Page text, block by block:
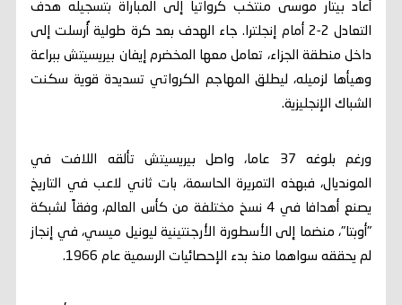
أعاد بيتار موسى منتخب كرواتيا إلى المباراة بتسجيله هدف
التعادل 2-2 أمام إنجلترا. جاء الهدف بعد كرة طولية أُرسلت إلى
داخل منطقة الجزاء، تعامل معها المخضرم إيفان بيريسيتش ببراعة
وهيأها لزميله، ليطلق المهاجم الكرواتي تسديدة قوية سكنت
الشباك الإنجليزية.
ورغم بلوغه 37 عاما، واصل بيريسيتش تألقه اللافت في
المونديال، فبهذه التمريرة الحاسمة، بات ثاني لاعب في التاريخ
يصنع أهدافا في 4 نسخ مختلفة من كأس العالم، وفقاً لشبكة
"أوبتا"، منضما إلى الأسطورة الأرجنتينية ليونيل ميسي، في إنجاز
لم يحققه سواهما منذ بدء الإحصائيات الرسمية عام 1966.